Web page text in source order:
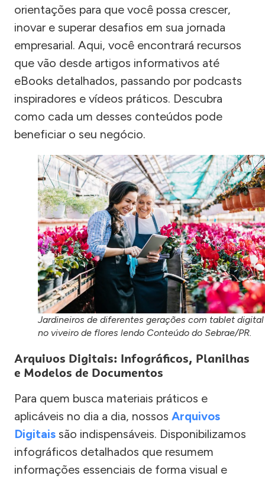
orientações para que você possa crescer,
inovar e superar desafios em sua jornada
empresarial. Aqui, você encontrará recursos
que vão desde artigos informativos até
eBooks detalhados, passando por podcasts
inspiradores e vídeos práticos. Descubra
como cada um desses conteúdos pode
beneficiar o seu negócio.
Jardineiros de diferentes gerações com tablet digital
no viveiro de flores lendo Conteúdo do Sebrae/PR.
Arquivos Digitais: Infográficos, Planilhas
e Modelos de Documentos
Para quem busca materiais práticos e
aplicáveis no dia a dia, nossos Arquivos
Digitais são indispensáveis. Disponibilizamos
infográficos detalhados que resumem
informações essenciais de forma visual e